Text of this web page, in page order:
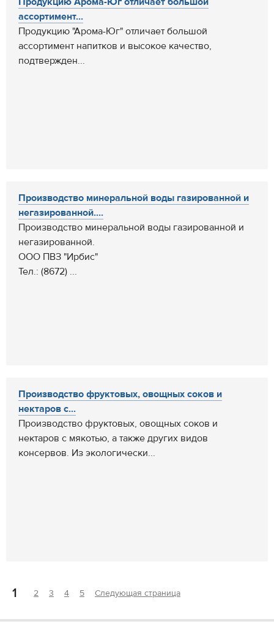
ассортимент...
Продукцию "Арома-Юг" отличает большой
ассортимент напитков и высокое качество,
подтвержден...
Производство минеральной воды газированной и
негазированной....
Производство минеральной воды газированной и
негазированной.
ООО ПВЗ "Ирбис"
Тел.: (8672) ...
Производство фруктовых, овощных соков и
нектаров с...
Производство фруктовых, овощных соков и
нектаров с мякотью, а также других видов
консервов. Из экологически...
1 2 3 4 5 Следующая страница